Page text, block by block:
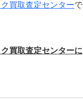
買取査定センターで
買取査定センターに